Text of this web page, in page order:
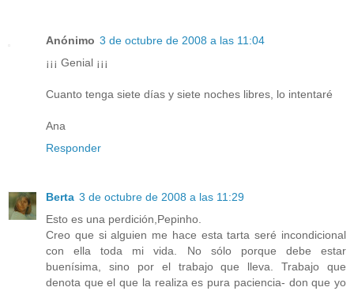
Anónimo 3 de octubre de 2008 a las 11:04
¡¡¡ Genial ¡¡¡
Cuanto tenga siete días y siete noches libres, lo intentaré
Ana
Responder
Berta 3 de octubre de 2008 a las 11:29
Esto es una perdición,Pepinho.
Creo que si alguien me hace esta tarta seré incondicional
con ella toda mi vida. No sólo porque debe estar
buenísima, sino por el trabajo que lleva. Trabajo que
denota que el que la realiza es pura paciencia- don que yo